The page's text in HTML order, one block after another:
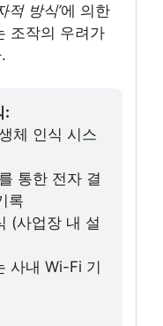
적 방식’에 의한
조작의 우려가
:
체 인식 시스
통한 전자 결
록
(사업장 내 설
사내 Wi-Fi 기